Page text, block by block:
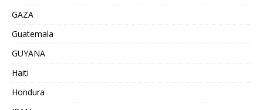
GAZA
Guatemala
GUYANA
Haiti
Hondura